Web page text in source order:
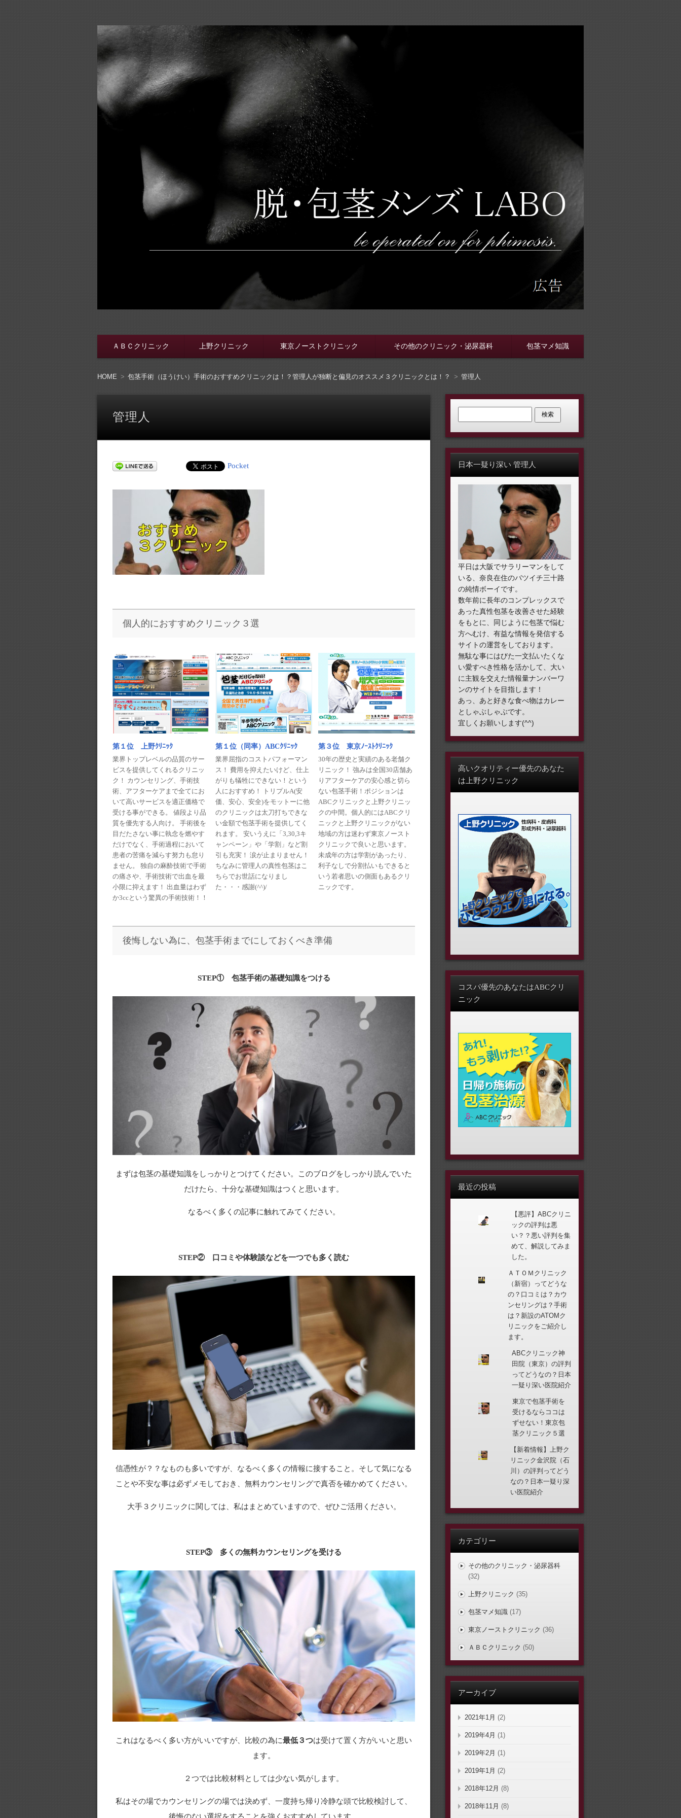
コンテンツへ移動
ＡＢＣクリニック 上野クリニック 東京ノーストクリニック その他のクリニック・泌尿器科 包茎マメ知識
HOME 包茎手術（ほうけい）手術のおすすめクリニックは！？管理人が独断と偏見のオススメ３クリニックとは！？ 管理人
管理人
Pocket
個人的におすすめクリニック３選
第１位 上野ｸﾘﾆｯｸ
業界トップレベルの品質のサー
ビスを提供してくれるクリニッ
ク！ カウンセリング、手術技
術、アフターケアまで全てにお
いて高いサービスを適正価格で
受ける事ができる。 値段より品
質を優先する人向け。 手術後を
目だたさない事に執念を燃やす
だけでなく、手術過程において
患者の苦痛を減らす努力も怠り
ません。 独自の麻酔技術で手術
の痛さや、手術技術で出血を最
小限に抑えます！ 出血量はわず
か3ccという驚異の手術技術！！
第１位（同率）ABCｸﾘﾆｯｸ
業界屈指のコストパフォーマン
ス！ 費用を抑えたいけど、仕上
がりも犠牲にできない！という
人におすすめ！ トリプルA(安
価、安心、安全)をモットーに他
のクリニックは太刀打ちできな
い金額で包茎手術を提供してく
れます。 安いうえに「3,30,3キ
ャンペーン」や「学割」など割
引も充実！ 涙が止まりません！
ちなみに管理人の真性包茎はこ
ちらでお世話になりまし
た・・・感謝(^^)/
第３位 東京ﾉｰｽﾄｸﾘﾆｯｸ
30年の歴史と実績のある老舗ク
リニック！ 強みは全国30店舗あ
りアフターケアの安心感と切ら
ない包茎手術！ポジションは
ABCクリニックと上野クリニッ
クの中間。個人的にはABCクリ
ニックと上野クリニックがない
地域の方は迷わず東京ノースト
クリニックで良いと思います。
未成年の方は学割があったり、
利子なしで分割払いもできると
いう若者思いの側面もあるクリ
ニックです。
後悔しない為に、包茎手術までにしておくべき準備
STEP① 包茎手術の基礎知識をつける
まずは包茎の基礎知識をしっかりとつけてください。このブログをしっかり読んでいた
だけたら、十分な基礎知識はつくと思います。
なるべく多くの記事に触れてみてください。
STEP② 口コミや体験談などを一つでも多く読む
信憑性が？？なものも多いですが、なるべく多くの情報に接すること。そして気になる
ことや不安な事は必ずメモしておき、無料カウンセリングで真否を確かめてください。
大手３クリニックに関しては、私はまとめていますので、ぜひご活用ください。
STEP③ 多くの無料カウンセリングを受ける
これはなるべく多い方がいいですが、比較の為に最低３つは受けて置く方がいいと思い
ます。
２つでは比較材料としては少ない気がします。
私はその場でカウンセリングの場では決めず、一度持ち帰り冷静な頭で比較検討して、
日本一疑り深い 管理人
平日は大阪でサラリーマンをして
いる、奈良在住のバツイチ三十路
の純情ボーイです。
数年前に長年のコンプレックスで
あった真性包茎を改善させた経験
をもとに、同じように包茎で悩む
方へむけ、有益な情報を発信する
サイトの運営をしております。
無駄な事にはびた一文払いたくな
い愛すべき性格を活かして、大い
に主観を交えた情報量ナンバーワ
ンのサイトを目指します！
あっ、あと好きな食べ物はカレー
としゃぶしゃぶです。
宜しくお願いします(^^)
高いクオリティー優先のあなた
は上野クリニック
コスパ優先のあなたはABCクリ
ニック
最近の投稿
【悪評】ABCクリニ
ックの評判は悪
い？？悪い評判を集
めて、解説してみま
した。
ＡＴＯＭクリニック
（新宿）ってどうな
の？口コミは？カウ
ンセリングは？手術
は？新設のATOMク
リニックをご紹介し
ます。
ABCクリニック神
田院（東京）の評判
ってどうなの？日本
一疑り深い医院紹介
東京で包茎手術を
受けるならココは
ずせない！東京包
茎クリニック５選
【新着情報】上野ク
リニック金沢院（石
川）の評判ってどう
なの？日本一疑り深
い医院紹介
カテゴリー
その他のクリニック・泌尿器科
(32)
上野クリニック (35)
包茎マメ知識(17)
東京ノーストクリニック (36)
ＡＢＣクリニック (50)
アーカイブ
2021年1月 (2)
2019年4月 (1)
2019年2月 (1)
2019年1月 (2)
2018年12月 (8)
2018年11月 (8)